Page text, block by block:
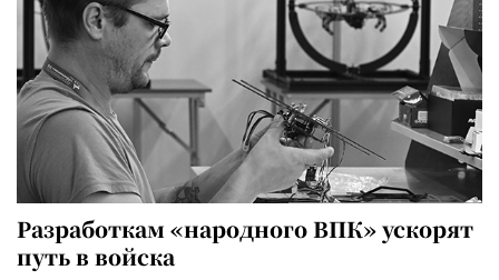
Разработкам «народного ВПК» ускорят
путь в войска